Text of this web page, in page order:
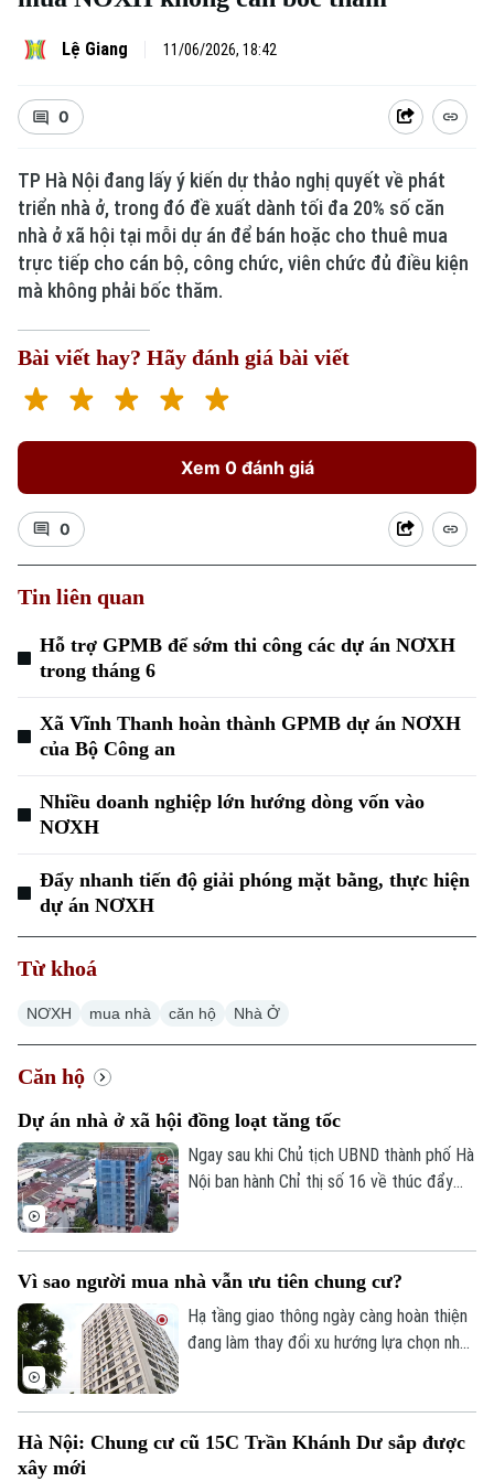
Xu hướng
Lệ Giang 11/06/2026, 18:42
0
TP Hà Nội đang lấy ý kiến dự thảo nghị quyết về phát
triển nhà ở, trong đó đề xuất dành tối đa 20% số căn
nhà ở xã hội tại mỗi dự án để bán hoặc cho thuê mua
trực tiếp cho cán bộ, công chức, viên chức đủ điều kiện
mà không phải bốc thăm.
Bài viết hay? Hãy đánh giá bài viết
Xem 0 đánh giá
0
Tin liên quan
Hỗ trợ GPMB để sớm thi công các dự án NƠXH
trong tháng 6
Xã Vĩnh Thanh hoàn thành GPMB dự án NƠXH
của Bộ Công an
Nhiều doanh nghiệp lớn hướng dòng vốn vào
NƠXH
Đẩy nhanh tiến độ giải phóng mặt bằng, thực hiện
dự án NƠXH
Từ khoá
NƠXH mua nhà căn hộ Nhà Ở
Căn hộ
Dự án nhà ở xã hội đồng loạt tăng tốc
Ngay sau khi Chủ tịch UBND thành phố Hà
Nội ban hành Chỉ thị số 16 về thúc đẩy
Vì sao người mua nhà vẫn ưu tiên chung cư?
Hạ tầng giao thông ngày càng hoàn thiện
đang làm thay đổi xu hướng lựa chọn nhà
nhờ đáp ứng tốt nhu cầu ở thực và hưởng
Hà Nội: Chung cư cũ 15C Trần Khánh Dư sắp được
xây mới